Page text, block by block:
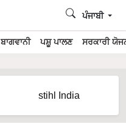
ਬਾਗਵਾਨੀ ਪਸ਼ੂ ਪਾਲਣ ਸਰਕਾਰੀ
ਪੰਜਾਬੀ